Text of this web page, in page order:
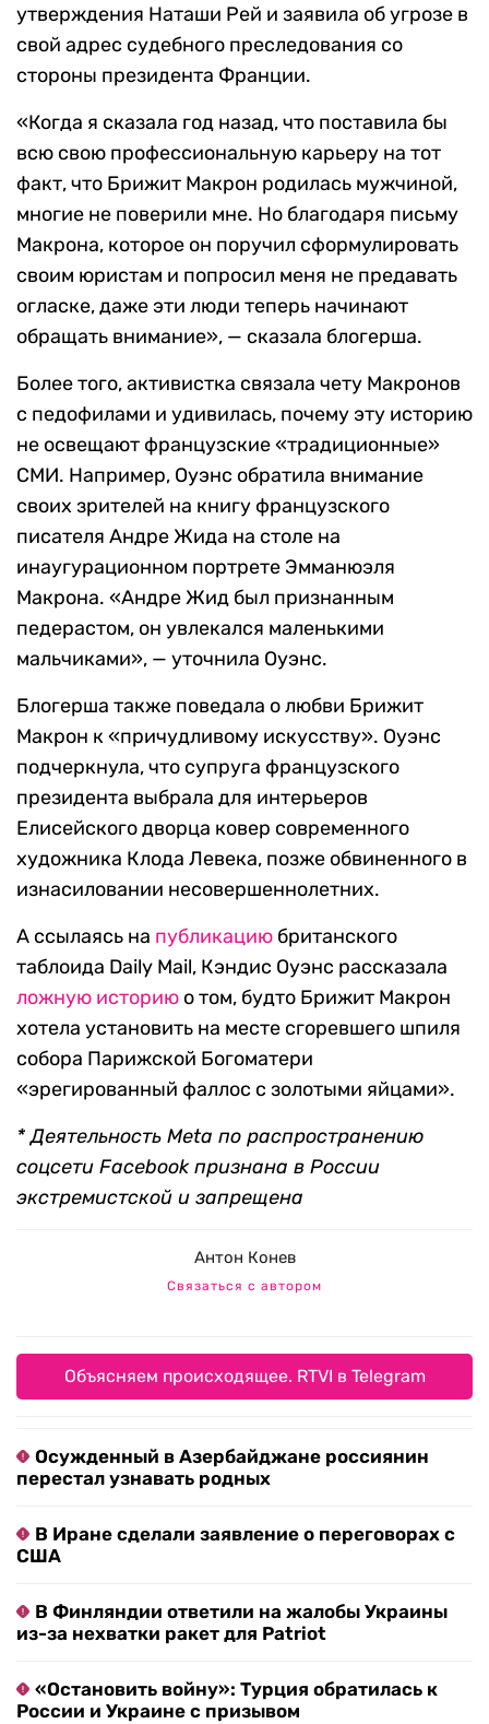
утверждения Наташи Рей и заявила об угрозе в
свой адрес судебного преследования со
стороны президента Франции.
«Когда я сказала год назад, что поставила бы
всю свою профессиональную карьеру на тот
факт, что Брижит Макрон родилась мужчиной,
многие не поверили мне. Но благодаря письму
Макрона, которое он поручил сформулировать
своим юристам и попросил меня не предавать
огласке, даже эти люди теперь начинают
обращать внимание», — сказала блогерша.
Более того, активистка связала чету Макронов
с педофилами и удивилась, почему эту историю
не освещают французские «традиционные»
СМИ. Например, Оуэнс обратила внимание
своих зрителей на книгу французского
писателя Андре Жида на столе на
инаугурационном портрете Эмманюэля
Макрона. «Андре Жид был признанным
педерастом, он увлекался маленькими
мальчиками», — уточнила Оуэнс.
Блогерша также поведала о любви Брижит
Макрон к «причудливому искусству». Оуэнс
подчеркнула, что супруга французского
президента выбрала для интерьеров
Елисейского дворца ковер современного
художника Клода Левека, позже обвиненного в
изнасиловании несовершеннолетних.
А ссылаясь на публикацию британского
таблоида Daily Mail, Кэндис Оуэнс рассказала
ложную историю о том, будто Брижит Макрон
хотела установить на месте сгоревшего шпиля
собора Парижской Богоматери
«эрегированный фаллос с золотыми яйцами».
* Деятельность Meta по распространению
соцсети Facebook признана в России
экстремистской и запрещена
Антон Конев
Связаться с автором
Объясняем происходящее. RTVI в Telegram
Осужденный в Азербайджане россиянин
перестал узнавать родных
В Иране сделали заявление о переговорах с
США
В Финляндии ответили на жалобы Украины
из-за нехватки ракет для Patriot
«Остановить войну»: Турция обратилась к
России и Украине с призывом